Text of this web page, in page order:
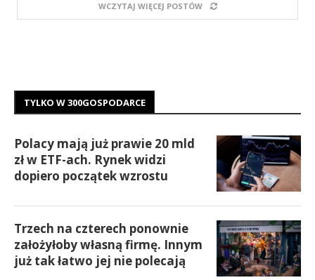
WCZYTAJ WIĘCEJ POSTÓW
TYLKO W 300GOSPODARCE
Polacy mają już prawie 20 mld
zł w ETF-ach. Rynek widzi
dopiero początek wzrostu
Trzech na czterech ponownie
założyłoby własną firmę. Innym
już tak łatwo jej nie polecają